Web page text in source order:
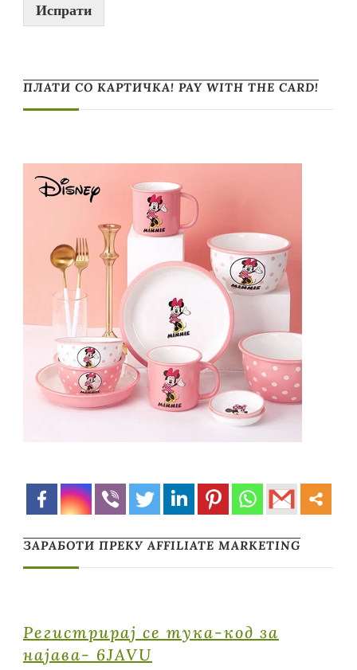
Испрати
ПЛАТИ СО КАРТИЧКА! PAY WITH THE CARD!
ЗАРАБОТИ ПРЕКУ AFFILIATE MARKETING
Регистрирај се тука-код за
најава- 6JAVU